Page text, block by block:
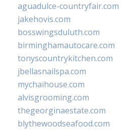
aguadulce-countryfair.com
jakehovis.com
bosswingsduluth.com
birminghamautocare.com
tonyscountrykitchen.com
jbellasnailspa.com
mychaihouse.com
alvisgrooming.com
thegeorginaestate.com
blythewoodseafood.com